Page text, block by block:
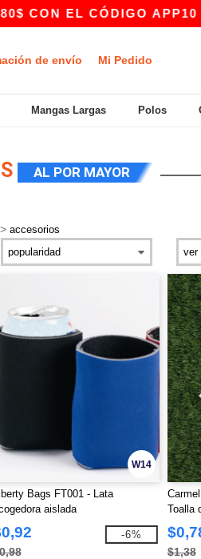
EL CÓDIGO APP10 –
de envío Mi Pedido
Mangas Largas Polos
AL POR MAYOR
> accesorios
W14
Bags FT001 - Lata
aislada
-6%
Toalla
$1,38